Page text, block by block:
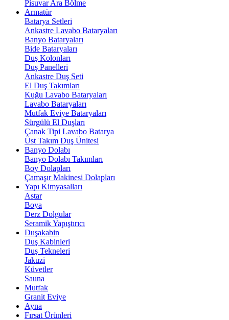
Pisuvar Ara Bölme
Armatür
Batarya Setleri
Ankastre Lavabo Bataryaları
Banyo Bataryaları
Bide Bataryaları
Duş Kolonları
Duş Panelleri
Ankastre Duş Seti
El Duş Takımları
Kuğu Lavabo Bataryaları
Lavabo Bataryaları
Mutfak Eviye Bataryaları
Sürgülü El Duşları
Çanak Tipi Lavabo Batarya
Üst Takım Duş Ünitesi
Banyo Dolabı
Banyo Dolabı Takımları
Boy Dolapları
Çamaşır Makinesi Dolapları
Yapı Kimyasalları
Astar
Boya
Derz Dolgular
Seramik Yapıştırıcı
Duşakabin
Duş Kabinleri
Duş Tekneleri
Jakuzi
Küvetler
Sauna
Mutfak
Granit Eviye
Ayna
Fırsat Ürünleri